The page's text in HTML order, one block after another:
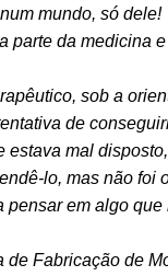
mundo, só dele!
parte da medicina
sob a
de
estava mal
lo, mas não foi
pensar em algo
de Fabricação de